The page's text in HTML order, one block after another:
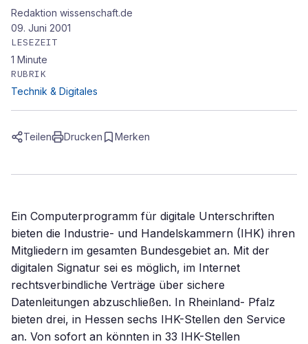
Redaktion wissenschaft.de
09. Juni 2001
LESEZEIT
1 Minute
RUBRIK
Technik & Digitales
Teilen Drucken Merken
Ein Computerprogramm für digitale Unterschriften
bieten die Industrie- und Handelskammern (IHK) ihren
Mitgliedern im gesamten Bundesgebiet an. Mit der
digitalen Signatur sei es möglich, im Internet
rechtsverbindliche Verträge über sichere
Datenleitungen abzuschließen. In Rheinland- Pfalz
bieten drei, in Hessen sechs IHK-Stellen den Service
an. Von sofort an könnten in 33 IHK-Stellen